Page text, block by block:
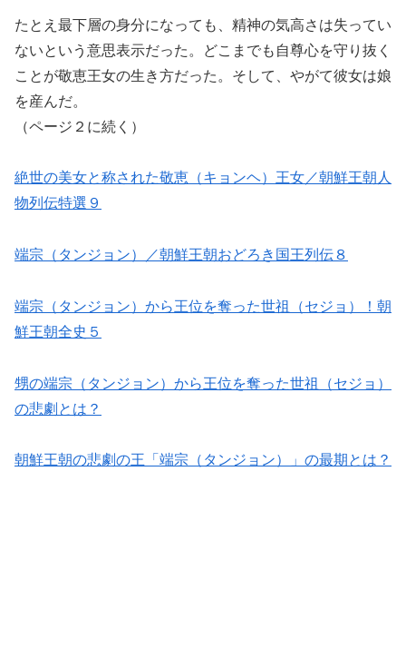
たとえ最下層の身分になっても、精神の気高さは失ってい
ないという意思表示だった。どこまでも自尊心を守り抜く
ことが敬恵王女の生き方だった。そして、やがて彼女は娘
を産んだ。
（ページ２に続く）
絶世の美女と称された敬恵（キョンヘ）王女／朝鮮王朝人
物列伝特選９
端宗（タンジョン）／朝鮮王朝おどろき国王列伝８
端宗（タンジョン）から王位を奪った世祖（セジョ）！朝
鮮王朝全史５
甥の端宗（タンジョン）から王位を奪った世祖（セジョ）
の悲劇とは？
朝鮮王朝の悲劇の王「端宗（タンジョン）」の最期とは？